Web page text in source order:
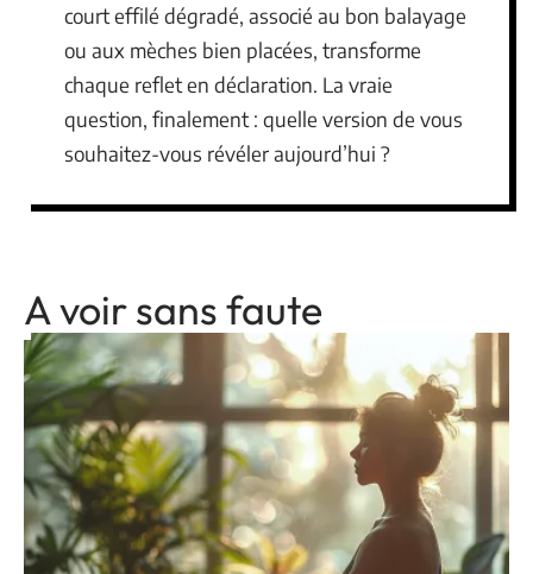
court effilé dégradé, associé au bon balayage
ou aux mèches bien placées, transforme
chaque reflet en déclaration. La vraie
question, finalement : quelle version de vous
souhaitez-vous révéler aujourd’hui ?
A voir sans faute